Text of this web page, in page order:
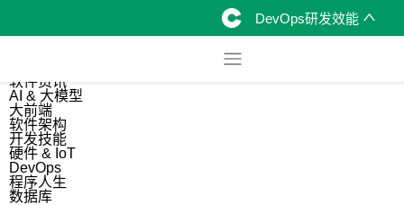
DevOps研发效能
软件资讯
AI & 大模型
大前端
软件架构
开发技能
硬件 & IoT
DevOps
程序人生
数据库